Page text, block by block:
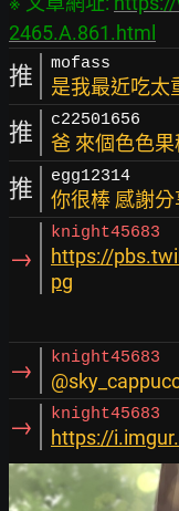
2465.A.861.html
推 mofass
是我最近吃太
推 c22501656
爸 來個色色
推 egg12314
你很棒 感謝分
→
knight45683
https://
pg
→ knight45683
→ knight45683
https://